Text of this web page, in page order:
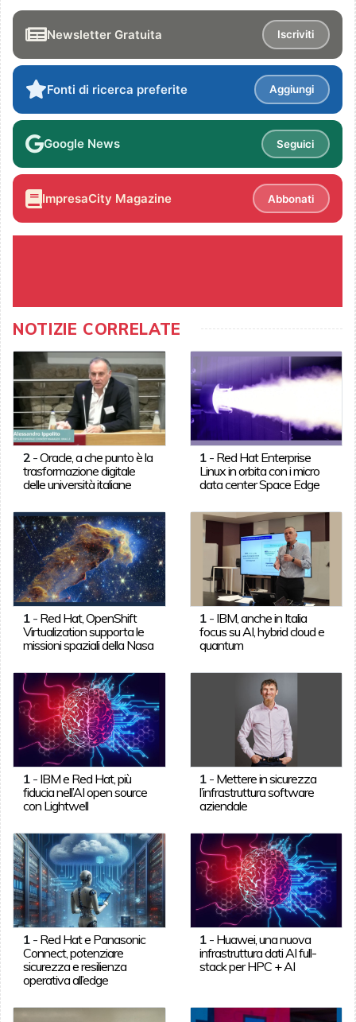
Newsletter Gratuita Iscriviti
Fonti di ricerca preferite Aggiungi
Google News Seguici
ImpresaCity Magazine Abbonati
NOTIZIE CORRELATE
2-Oracle, a che punto è la
trasformazione digitale
delle università italiane
1 - Red Hat Enterprise
Linux in orbita con i micro
data center Space Edge
1- Red Hat, OpenShift
Virtualization supporta le
missioni spaziali della Nasa
1 - IBM, anche in Italia
focus su AI, hybrid cloud e
quantum
1- IBM e Red Hat, più
fiducia nell’AI open source
con Lightwell
1 - Mettere in sicurezza
l’infrastruttura software
aziendale
1- Red Hat e Panasonic
Connect, potenziare
sicurezza e resilienza
operativa all’edge
1 - Huawei, una nuova
infrastruttura dati AI full-
stack per HPC + AI